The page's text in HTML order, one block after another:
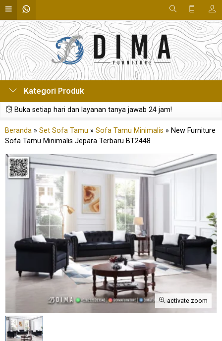
Kategori Produk
Buka setiap hari dan layanan tanya jawab 24 jam!
Beranda » Set Sofa Tamu » Sofa Tamu Minimalis » New Furniture
Sofa Tamu Minimalis Jepara Terbaru BT2448
activate zoom